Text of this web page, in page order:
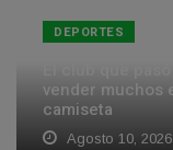
DEPORTES
vender muchos
camiseta
Agosto 10, 2026